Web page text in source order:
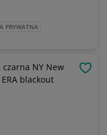
PRYWATNA
czarna NY New
blackout